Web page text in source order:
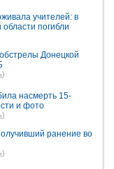
учителей: в
погибли
Донецкой
)
насмерть 15-
и фото
)
ранение во
)